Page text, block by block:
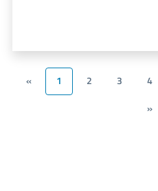
« 1 2 3 4
»